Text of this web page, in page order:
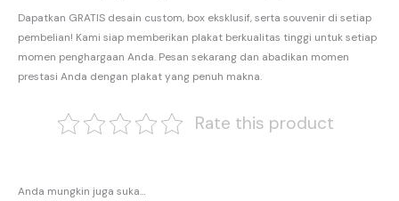
Dapatkan GRATIS desain custom, box eksklusif, serta souvenir di setiap
pembelian! Kami siap memberikan plakat berkualitas tinggi untuk setiap
momen penghargaan Anda. Pesan sekarang dan abadikan momen
prestasi Anda dengan plakat yang penuh makna.
Rate this product
Anda mungkin juga suka…